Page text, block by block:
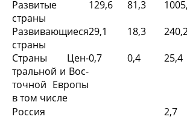
Развитые
стра­ны
129,6 81,3
Развивающиеся
страны
29,1 18,3
Страны Цен­
тральной и Вос­
точной Европы
в том числе
0,7 0,4 25,4
Россия 2,7